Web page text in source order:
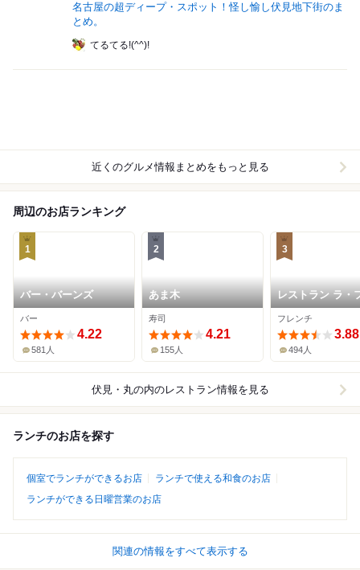
名古屋の超ディープ・スポット！怪し愉し伏見地下街のま
とめ。
てるてる!(^^)!
近くのグルメ情報まとめをもっと見る
周辺のお店ランキング
1
バー・バーンズ
バー
4.22
581人
2
あま木
寿司
4.21
155人
3
レストラン ラ・
レゾン・ドゥ・
チ
フレンチ
3.88
494人
伏見・丸の内のレストラン情報を見る
ランチのお店を探す
個室でランチができるお店
ランチで使える和食のお店
ランチができる日曜営業のお店
関連の情報をすべて表示する